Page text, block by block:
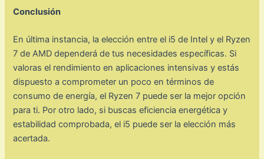
Conclusión
En última instancia, la elección entre el i5 de Intel y el Ryzen
7 de AMD dependerá de tus necesidades específicas. Si
valoras el rendimiento en aplicaciones intensivas y estás
dispuesto a comprometer un poco en términos de
consumo de energía, el Ryzen 7 puede ser la mejor opción
para ti. Por otro lado, si buscas eficiencia energética y
estabilidad comprobada, el i5 puede ser la elección más
acertada.